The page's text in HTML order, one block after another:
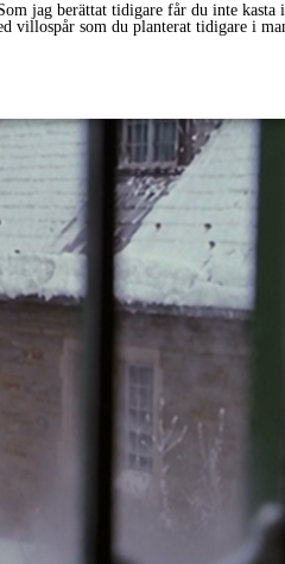
jag berättat tidigare får du inte
villospår som du planterat tidigare i